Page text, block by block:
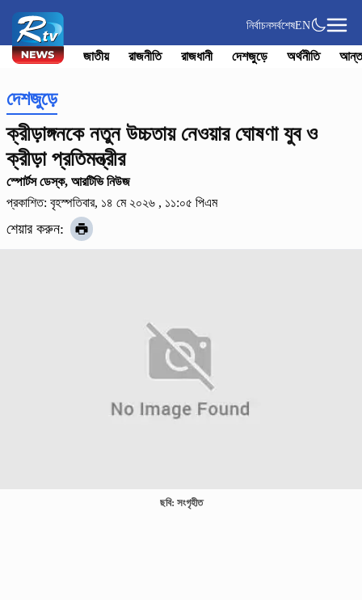
নির্বাচনসর্বশেষEN
জাতীয় রাজনীতি রাজধানী দেশজুড়ে অর্থনীতি
দেশজুড়ে
ক্রীড়াঙ্গনকে নতুন উচ্চতায় নেওয়ার ঘোষণা যুব ও
ক্রীড়া প্রতিমন্ত্রীর
স্পোর্টস ডেস্ক, আরটিভি নিউজ
প্রকাশিত: বৃহস্পতিবার, ১৪ মে ২০২৬ , ১১:০৫ পিএম
শেয়ার করুন:
ছবি: সংগৃহীত